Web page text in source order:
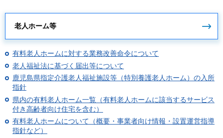
老人ホーム等
有料老人ホームに対する業務改善命令について
老人福祉法に基づく届出等について
鹿児島県指定介護老人福祉施設等（特別養護老人ホーム）の入所
指針
県内の有料老人ホーム一覧（有料老人ホームに該当するサービス
付き高齢者向け住宅を含む）
有料老人ホームについて（概要・事業者向け情報・設置運営指導
指針など）